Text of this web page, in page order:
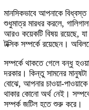
মানসিকভাবে আপনাকে
শুধুমাত্র মারধর করলে,
আরও কয়েকটি বিষয় রয়েছে,
টক্সিক সম্পর্কে রয়েছেন।
সম্পর্কে থাকতে গেলে বন্ধু
দরকার। কিন্তু সামনের
বোঝে, আপনার চাওয়া-
থাকার কোনো অর্থ নেই।
সম্পর্ক জটিল হতে শুরু করে।